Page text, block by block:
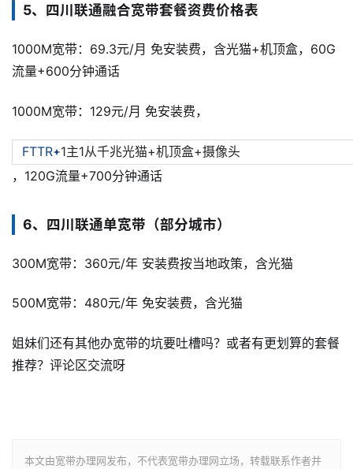
5、四川联通融合宽带套餐资费价格表
1000M宽带：69.3元/月 免安装费，含光猫+机顶盒，60G
流量+600分钟通话
1000M宽带：129元/月 免安装费，
FTTR 1主1从千兆光猫+机顶盒+摄像头
，120G流量+700分钟通话
6、四川联通单宽带（部分城市）
300M宽带：360元/年 安装费按当地政策，含光猫
500M宽带：480元/年 免安装费，含光猫
姐妹们还有其他办宽带的坑要吐槽吗？或者有更划算的套餐
推荐？评论区交流呀
本文由宽带办理网发布，不代表宽带办理网立场，转载联系作者并